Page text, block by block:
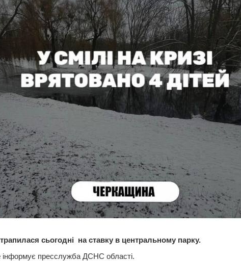
сьогодні на ставку в центральному парку.
інформує пресслужба ДСНС області.